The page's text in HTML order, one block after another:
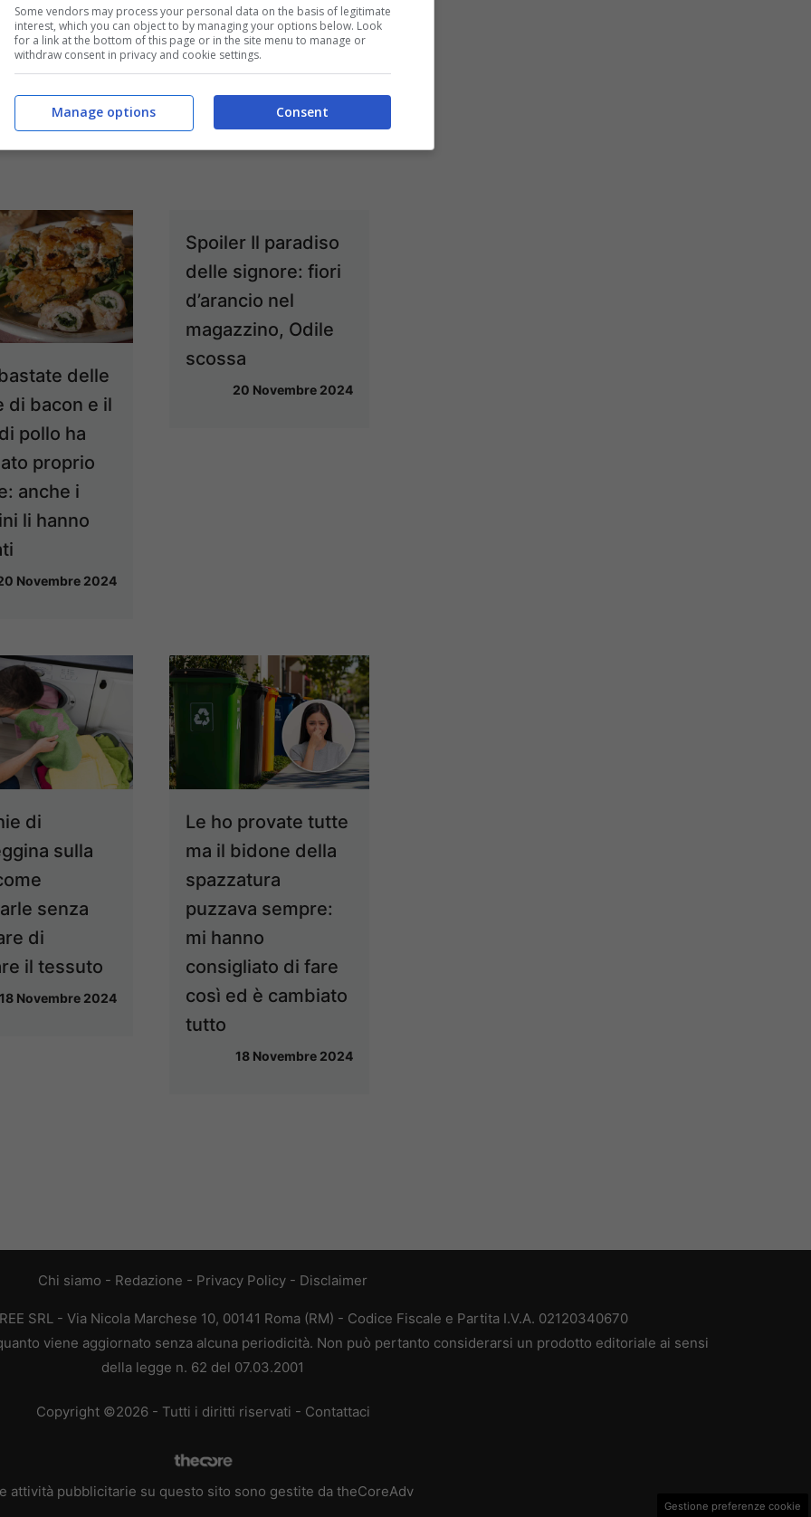
per delle
cost
23 Novembre 2024
fretta? Tutta colpa
di questi cibi:
eliminali subito!
21 Novembre 2024
delle
di bacon e il
pollo ha
proprio
anche i
li hanno
Novembre 2024
Spoiler Il paradiso
delle signore: fiori
d’arancio nel
magazzino, Odile
scossa
20 Novembre 2024
di
sulla
senza
di
il tessuto
18 Novembre 2024
Le ho provate tutte
ma il bidone della
spazzatura
puzzava sempre:
mi hanno
consigliato di fare
così ed è cambiato
tutto
18 Novembre 2024
Chi siamo - Redazione - Privacy Policy - Disclaimer
SRL - Via Nicola Marchese 10, 00141 Roma (RM) - Codice Fiscale e Partita I.V.A. 02120340670
viene aggiornato senza alcuna periodicità. Non può pertanto considerarsi un prodotto editoriale ai sensi
della legge n. 62 del 07.03.2001
Copyright ©2026 - Tutti i diritti riservati - Contattaci
attività pubblicitarie su questo sito sono gestite da theCoreAdv
Gestione preferenze cookie
Some vendors may process your personal data on the basis of legitimate
interest, which you can object to by managing your options below. Look
for a link at the bottom of this page or in the site menu to manage or
withdraw consent in privacy and cookie settings.
Consent
Manage options